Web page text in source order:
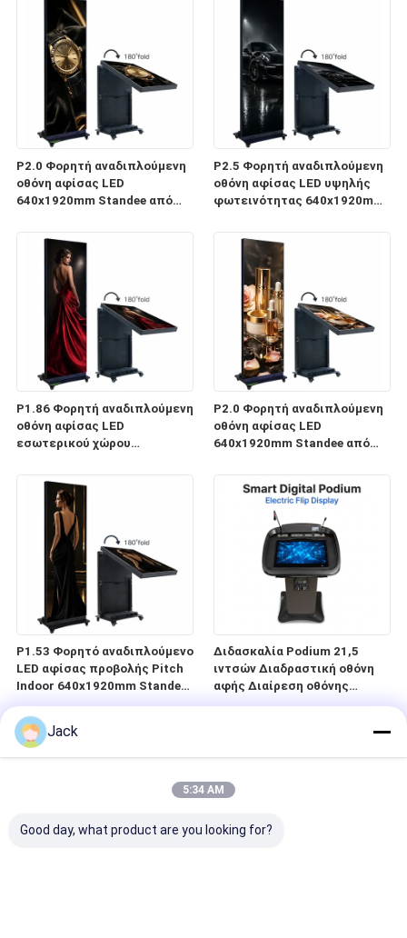
P2.0 Φορητή αναδιπλούμενη
οθόνη αφίσας LED
640x1920mm Standee από
P2.5 Φορητή αναδιπλούμενη
οθόνη αφίσας LED υψηλής
φωτεινότητας 640x1920mm
αλουμινίου
P1.86 Φορητή αναδιπλούμενη
οθόνη αφίσας LED
εσωτερικού χώρου
P2.0 Φορητή αναδιπλούμενη
οθόνη αφίσας LED
640x1920mm Standee από
P1.53 Φορητό αναδιπλούμενο
LED αφίσας προβολής Pitch
Indoor 640x1920mm Standee
από κράμα αλουμινίου
Διδασκαλία Podium 21,5
ιντσών Διαδραστική οθόνη
αφής Διαίρεση οθόνης
Λογισμικό ολοκληρωμένο
Jack
5:34 AM
Good day, what product are you looking for?